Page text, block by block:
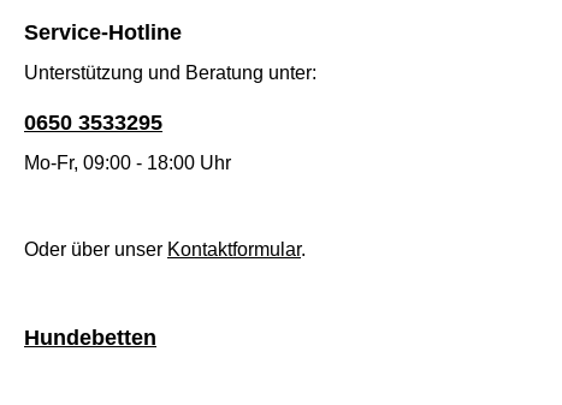
Service-Hotline
Unterstützung und Beratung unter:
0650 3533295
Mo-Fr, 09:00 - 18:00 Uhr
Oder über unser Kontaktformular.
Hundebetten